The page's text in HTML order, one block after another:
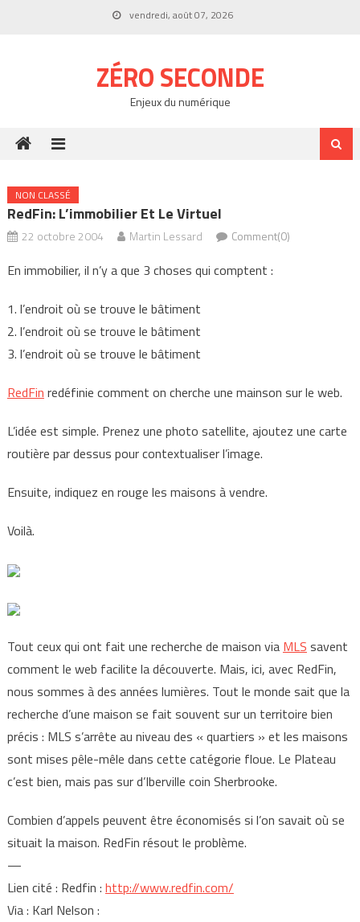
vendredi, août 07, 2026
ZÉRO SECONDE
Enjeux du numérique
NON CLASSÉ
RedFin: L’immobilier Et Le Virtuel
22 octobre 2004 Martin Lessard Comment(0)
En immobilier, il n’y a que 3 choses qui comptent :
1. l’endroit où se trouve le bâtiment
2. l’endroit où se trouve le bâtiment
3. l’endroit où se trouve le bâtiment
RedFin redéfinie comment on cherche une mainson sur le web.
L’idée est simple. Prenez une photo satellite, ajoutez une carte
routière par dessus pour contextualiser l’image.
Ensuite, indiquez en rouge les maisons à vendre.
Voilà.
Tout ceux qui ont fait une recherche de maison via MLS savent
comment le web facilite la découverte. Mais, ici, avec RedFin,
nous sommes à des années lumières. Tout le monde sait que la
recherche d’une maison se fait souvent sur un territoire bien
précis : MLS s’arrête au niveau des « quartiers » et les maisons
sont mises pêle-mêle dans cette catégorie floue. Le Plateau
c’est bien, mais pas sur d’Iberville coin Sherbrooke.
Combien d’appels peuvent être économisés si l’on savait où se
situait la maison. RedFin résout le problème.
—
Lien cité : Redfin : http://www.redfin.com/
Via : Karl Nelson :